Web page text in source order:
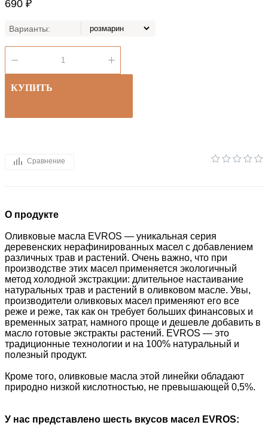
690 ₽
Варианты:
КУПИТЬ
Сравнение
О продукте
Оливковые масла EVROS — уникальная серия
деревенских нерафинированных масел с добавлением
различных трав и растений. Очень важно, что при
производстве этих масел применяется экологичный
метод холодной экстракции: длительное настаивание
натуральных трав и растений в оливковом масле. Увы,
производители оливковых масел применяют его все
реже и реже, так как он требует больших финансовых и
временных затрат, намного проще и дешевле добавить в
масло готовые экстракты растений. EVROS — это
традиционные технологии и на 100% натуральный и
полезный продукт.
Кроме того, оливковые масла этой линейки обладают
природно низкой кислотностью, не превышающей 0,5%.
У нас представлено шесть вкусов масел EVROS: